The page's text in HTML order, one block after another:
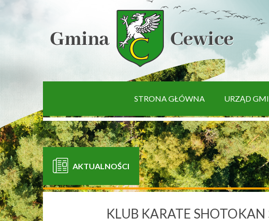
STRONA GŁÓWNA URZĄD
AKTUALNOŚCI
KLUB KARATE SHOTOKAN
[interaktywna-mapa]